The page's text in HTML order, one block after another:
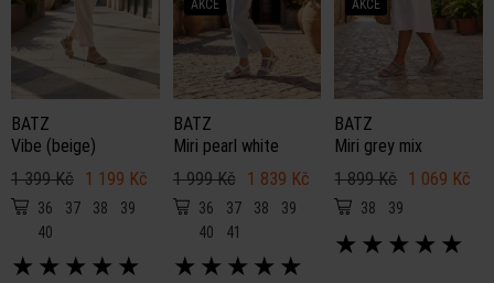
BATZ
Vibe (beige)
1 399 Kč 1 199 Kč
36 37 38
39
40
★ ★ ★ ★ ★
AKCE
BATZ
Miri pearl white
1 999 Kč 1 839 Kč
36 37 38
39
40
41
★ ★ ★ ★ ★
AKCE
BATZ
Miri grey mix
1 899 Kč 1 069 Kč
38 39
★ ★ ★ ★ ★